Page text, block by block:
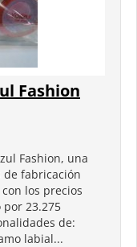
Fashion
Fashion, una
de fabricación
los precios
por 23.275
de:
labial...